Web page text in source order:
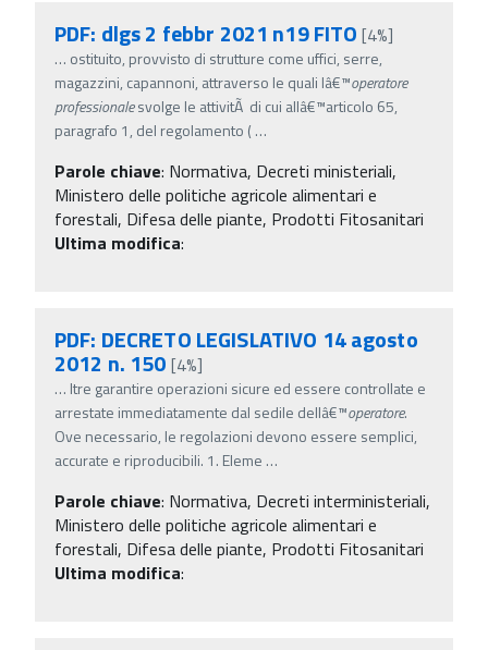
PDF: dlgs 2 febbr 2021 n19 FITO [4%]
… ostituito, provvisto di strutture come uffici, serre,
magazzini, capannoni, attraverso le quali lâ€™operatore
professionalesvolge le attivitÃ di cui allâ€™articolo 65,
paragrafo 1, del regolamento ( …
Parole chiave: Normativa, Decreti ministeriali,
Ministero delle politiche agricole alimentari e
forestali, Difesa delle piante, Prodotti Fitosanitari
Ultima modifica:
PDF: DECRETO LEGISLATIVO 14 agosto
2012 n. 150 [4%]
… ltre garantire operazioni sicure ed essere controllate e
arrestate immediatamente dal sedile dellâ€™operatore.
Ove necessario, le regolazioni devono essere semplici,
accurate e riproducibili. 1. Eleme …
Parole chiave: Normativa, Decreti interministeriali,
Ministero delle politiche agricole alimentari e
forestali, Difesa delle piante, Prodotti Fitosanitari
Ultima modifica: